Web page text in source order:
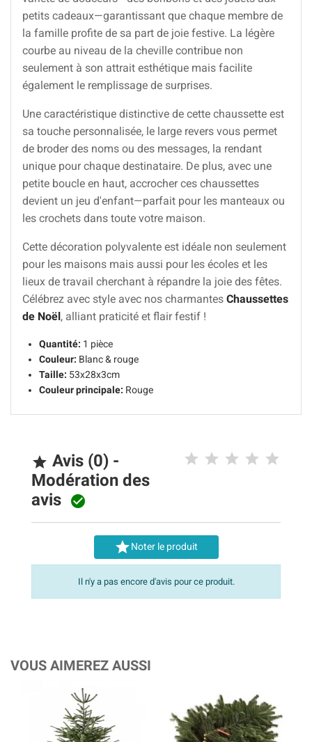
petits cadeaux—garantissant que chaque membre de
la famille profite de sa part de joie festive. La légère
courbe au niveau de la cheville contribue non
seulement à son attrait esthétique mais facilite
également le remplissage de surprises.
Une caractéristique distinctive de cette chaussette est
sa touche personnalisée, le large revers vous permet
de broder des noms ou des messages, la rendant
unique pour chaque destinataire. De plus, avec une
petite boucle en haut, accrocher ces chaussettes
devient un jeu d'enfant—parfait pour les manteaux ou
les crochets dans toute votre maison.
Cette décoration polyvalente est idéale non seulement
pour les maisons mais aussi pour les écoles et les
lieux de travail cherchant à répandre la joie des fêtes.
Célébrez avec style avec nos charmantes Chaussettes
de Noël , alliant praticité et flair festif !
Quantité: 1 pièce
Couleur: Blanc & rouge
Taille: 53x28x3cm
Couleur principale: Rouge
 Avis (0) -
Modération des
avis 
Noter le produit
Il n'y a pas encore d'avis pour ce produit.
VOUS AIMEREZ AUSSI